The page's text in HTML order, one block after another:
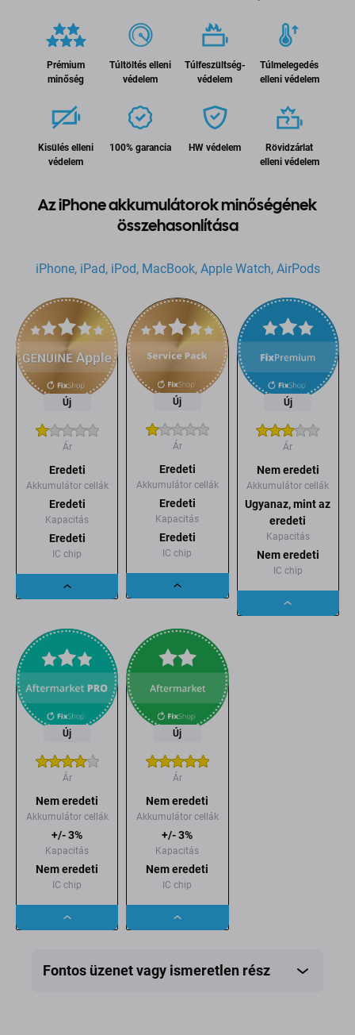
Prémium
minőség
Túltöltés elleni
védelem
Túlfeszültség-
védelem
Túlmelegedés
elleni védelem
Kisülés elleni
védelem
100% garancia HW védelem
Rövidzárlat
elleni védelem
Az iPhone akkumulátorok minőségének
összehasonlítása
iPhone, iPad, iPod, MacBook, Apple Watch, AirPods
Új
Ár
Eredeti
Akkumulátor cellák
Eredeti
Kapacitás
Eredeti
IC chip
Dropdown
Új
Ár
Eredeti
Akkumulátor cellák
Eredeti
Kapacitás
Eredeti
IC chip
Dropdown
Új
Ár
Nem eredeti
Akkumulátor cellák
Ugyanaz, mint az
eredeti
Kapacitás
Nem eredeti
IC chip
Dropdown
Új
Ár
Nem eredeti
Akkumulátor cellák
+/- 3%
Kapacitás
Nem eredeti
IC chip
Dropdown
Új
Ár
Nem eredeti
Akkumulátor cellák
+/- 3%
Kapacitás
Nem eredeti
IC chip
Dropdown
Fontos üzenet vagy ismeretlen rész